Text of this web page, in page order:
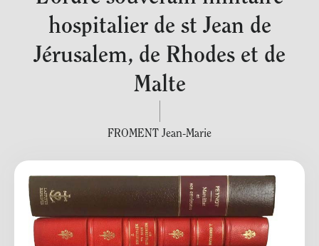
hospitalier de st Jean de
Jérusalem, de Rhodes et de
Malte
FROMENT Jean-Marie